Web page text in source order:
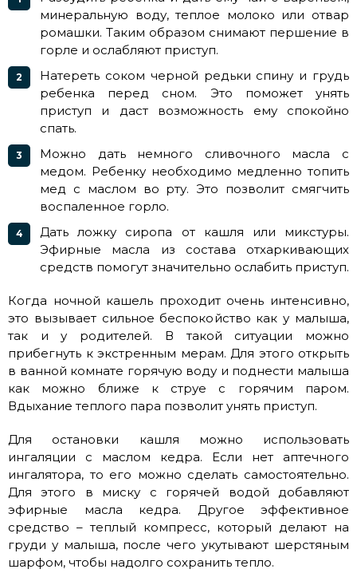
минеральную воду, теплое молоко или отвар
ромашки. Таким образом снимают першение в
горле и ослабляют приступ.
Натереть соком черной редьки спину и грудь
ребенка перед сном. Это поможет унять
приступ и даст возможность ему спокойно
спать.
Можно дать немного сливочного масла с
медом. Ребенку необходимо медленно топить
мед с маслом во рту. Это позволит смягчить
воспаленное горло.
Дать ложку сиропа от кашля или микстуры.
Эфирные масла из состава отхаркивающих
средств помогут значительно ослабить приступ.
Когда ночной кашель проходит очень интенсивно,
это вызывает сильное беспокойство как у малыша,
так и у родителей. В такой ситуации можно
прибегнуть к экстренным мерам. Для этого открыть
в ванной комнате горячую воду и поднести малыша
как можно ближе к струе с горячим паром.
Вдыхание теплого пара позволит унять приступ.
Для остановки кашля можно использовать
ингаляции с маслом кедра. Если нет аптечного
ингалятора, то его можно сделать самостоятельно.
Для этого в миску с горячей водой добавляют
эфирные масла кедра. Другое эффективное
средство – теплый компресс, который делают на
груди у малыша, после чего укутывают шерстяным
шарфом, чтобы надолго сохранить тепло.